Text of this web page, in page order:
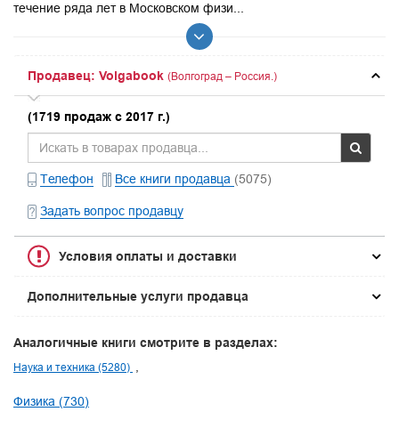
течение ряда лет в Московском физи...
Продавец: Volgabook (Волгоград – Россия.)
(1719 продаж с 2017 г.)
Телефон Все книги продавца (5075)
Задать вопрос продавцу
Условия оплаты и доставки
Дополнительные услуги продавца
Аналогичные книги смотрите в разделах:
Наука и техника (5280)
Физика (730)